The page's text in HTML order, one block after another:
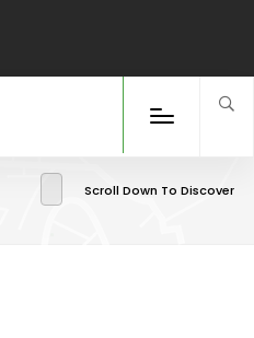
Scroll Down To Discover